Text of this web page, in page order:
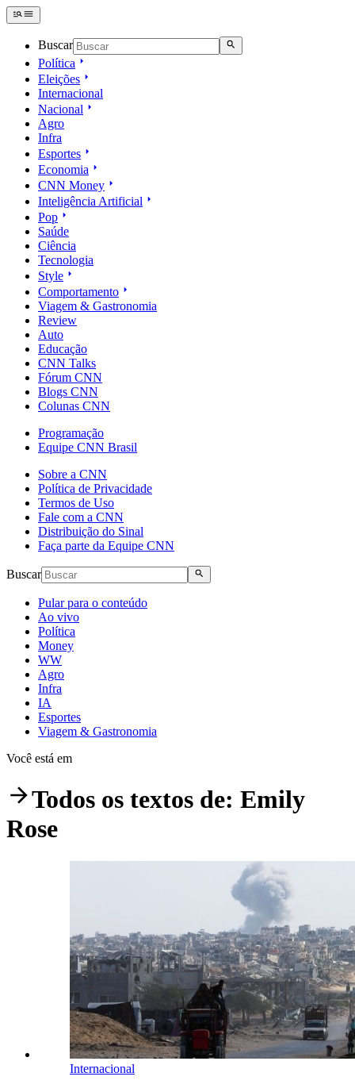
Buscar
Política
Eleições
Internacional
Nacional
Agro
Infra
Esportes
Economia
CNN Money
Inteligência Artificial
Pop
Saúde
Ciência
Tecnologia
Style
Comportamento
Viagem & Gastronomia
Review
Auto
Educação
CNN Talks
Fórum CNN
Blogs CNN
Colunas CNN
Programação
Equipe CNN Brasil
Sobre a CNN
Política de Privacidade
Termos de Uso
Fale com a CNN
Distribuição do Sinal
Faça parte da Equipe CNN
Buscar
Pular para o conteúdo
Ao vivo
Política
Money
WW
Agro
Infra
IA
Esportes
Viagem & Gastronomia
Você está em
Todos os textos de: Emily
Rose
Internacional